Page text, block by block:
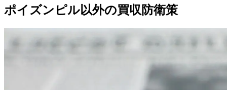
ポイズンピル以外の買収防衛策